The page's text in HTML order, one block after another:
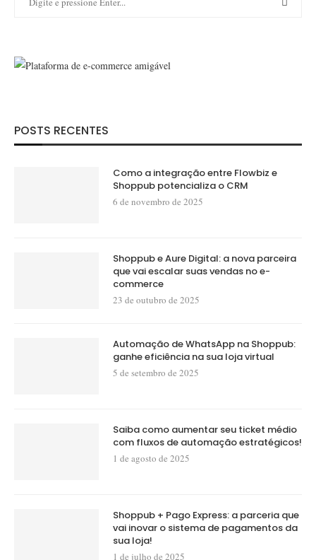
POSTS RECENTES
Como a integração entre Flowbiz e
Shoppub potencializa o CRM
6 de novembro de 2025
Shoppub e Aure Digital: a nova parceira
que vai escalar suas vendas no e-
commerce
23 de outubro de 2025
Automação de WhatsApp na Shoppub:
ganhe eficiência na sua loja virtual
5 de setembro de 2025
Saiba como aumentar seu ticket médio
com fluxos de automação estratégicos!
1 de agosto de 2025
Shoppub + Pago Express: a parceria que
vai inovar o sistema de pagamentos da
sua loja!
1 de julho de 2025